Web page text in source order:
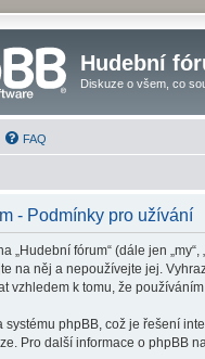
Hudební
Diskuze o všem, co
FAQ
- Podmínky pro užívání
„Hudební fórum“ (dále jen
na něj a nepoužívejte jej.
vzhledem k tomu, že používáním
systému phpBB, což je řešení
Pro další informace o phpBB